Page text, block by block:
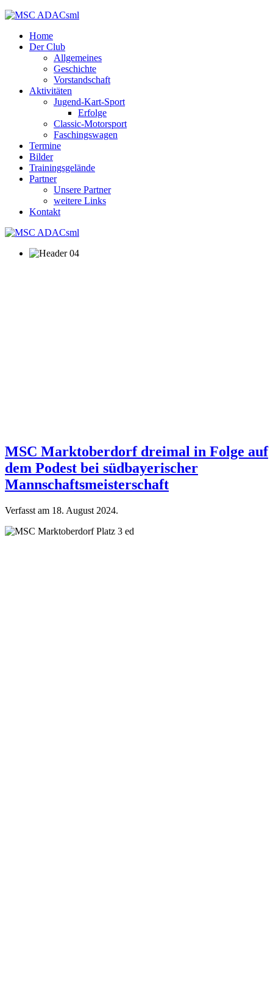
Home
Der Club
Allgemeines
Geschichte
Vorstandschaft
Aktivitäten
Jugend-Kart-Sport
Erfolge
Classic-Motorsport
Faschingswagen
Termine
Bilder
Trainingsgelände
Partner
Unsere Partner
weitere Links
Kontakt
MSC Marktoberdorf dreimal in Folge auf
dem Podest bei südbayerischer
Mannschaftsmeisterschaft
Verfasst am 18. August 2024.